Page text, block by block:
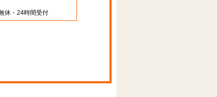
休・24時間受付